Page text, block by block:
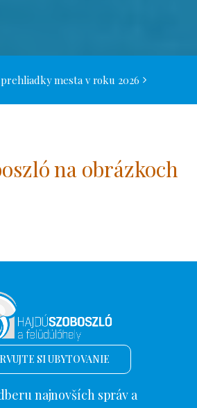
mesta v roku 2026
na obrázkoch
SI UBYTOVANIE
najnovších správ a